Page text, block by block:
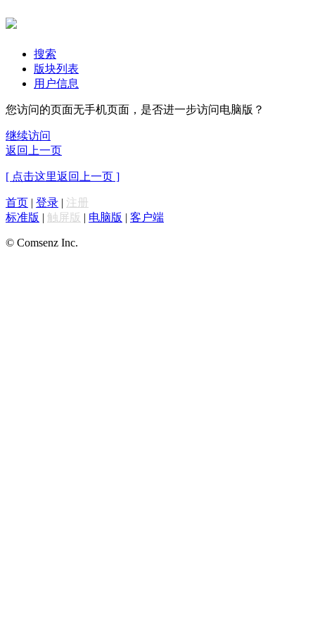
搜索
版块列表
用户信息
您访问的页面无手机页面，是否进一步访问电脑版？
继续访问
返回上一页
[ 点击这里返回上一页 ]
首页 | 登录 | 注册
标准版 | 触屏版 | 电脑版 | 客户端
© Comsenz Inc.